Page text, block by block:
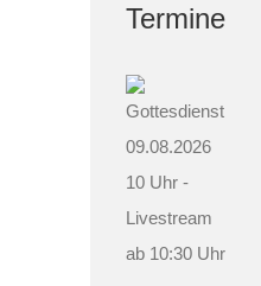
Termine